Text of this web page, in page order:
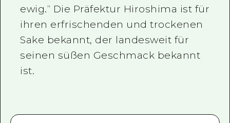
ewig.“ Die Präfektur Hiroshima ist für
ihren erfrischenden und trockenen
Sake bekannt, der landesweit für
seinen süßen Geschmack bekannt
ist.